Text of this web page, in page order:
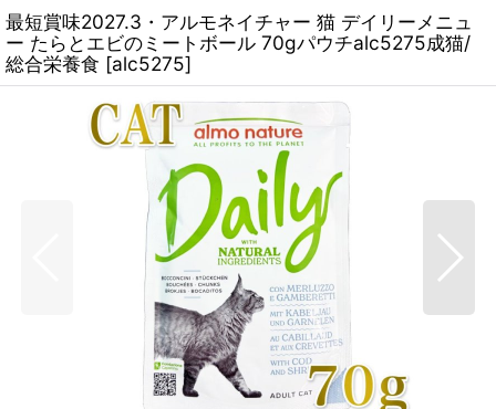
最短賞味2027.3・アルモネイチャー 猫 デイリーメニュ
ー たらとエビのミートボール 70gパウチalc5275成猫/
総合栄養食 [alc5275]